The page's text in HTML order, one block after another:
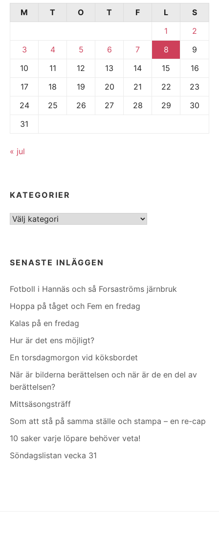
M
T O T F L
S
1
2
3
4 5 6 7 8
9
10
11 12 13 14 15
16
17
18 19 20 21 22
23
24
25 26 27 28 29
30
31
« jul
KATEGORIER
Kategorier
SENASTE INLÄGGEN
Fotboll i Hannäs och så Forsaströms järnbruk
Hoppa på tåget och Fem en fredag
Kalas på en fredag
Hur är det ens möjligt?
En torsdagmorgon vid köksbordet
När är bilderna berättelsen och när är de en del av
berättelsen?
Mittsäsongsträff
Som att stå på samma ställe och stampa – en re-cap
10 saker varje löpare behöver veta!
Söndagslistan vecka 31